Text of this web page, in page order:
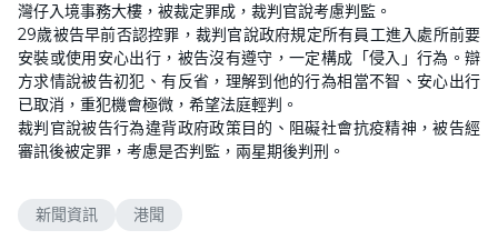
灣仔入境事務大樓，被裁定罪成，裁判官說考慮判監。
29歲被告早前否認控罪，裁判官說政府規定所有員工進入處所前要
安裝或使用安心出行，被告沒有遵守，一定構成「侵入」行為。辯
方求情說被告初犯、有反省，理解到他的行為相當不智、安心出行
已取消，重犯機會極微，希望法庭輕判。
裁判官說被告行為違背政府政策目的、阻礙社會抗疫精神，被告經
審訊後被定罪，考慮是否判監，兩星期後判刑。
新聞資訊 港聞